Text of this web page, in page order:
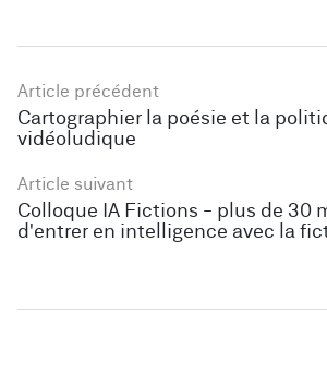
Article précédent
Cartographier la poésie et la
vidéoludique
Article suivant
Colloque IA Fictions - plus de 30
d'entrer en intelligence avec la